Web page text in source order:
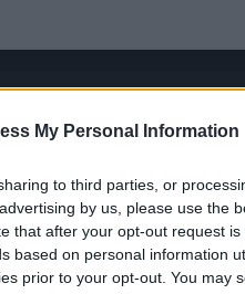
My Personal Information
to third parties, or
by us, please use the
that after your opt-out request
based on personal information
prior to your opt-out. You may